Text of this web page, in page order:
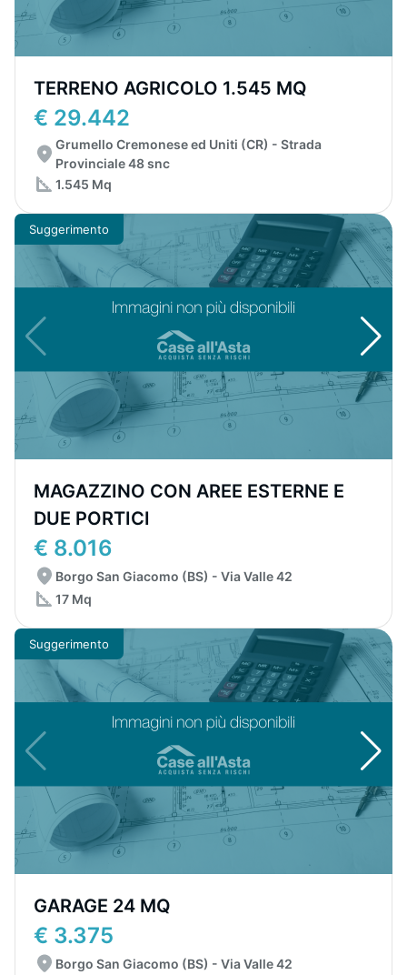
TERRENO AGRICOLO 1.545 MQ
€ 29.442
Grumello Cremonese ed Uniti (CR) - Strada
Provinciale 48 snc
1.545 Mq
Suggerimento
MAGAZZINO CON AREE ESTERNE E
DUE PORTICI
€ 8.016
Borgo San Giacomo (BS) - Via Valle 42
17 Mq
Suggerimento
GARAGE 24 MQ
€ 3.375
Borgo San Giacomo (BS) - Via Valle 42